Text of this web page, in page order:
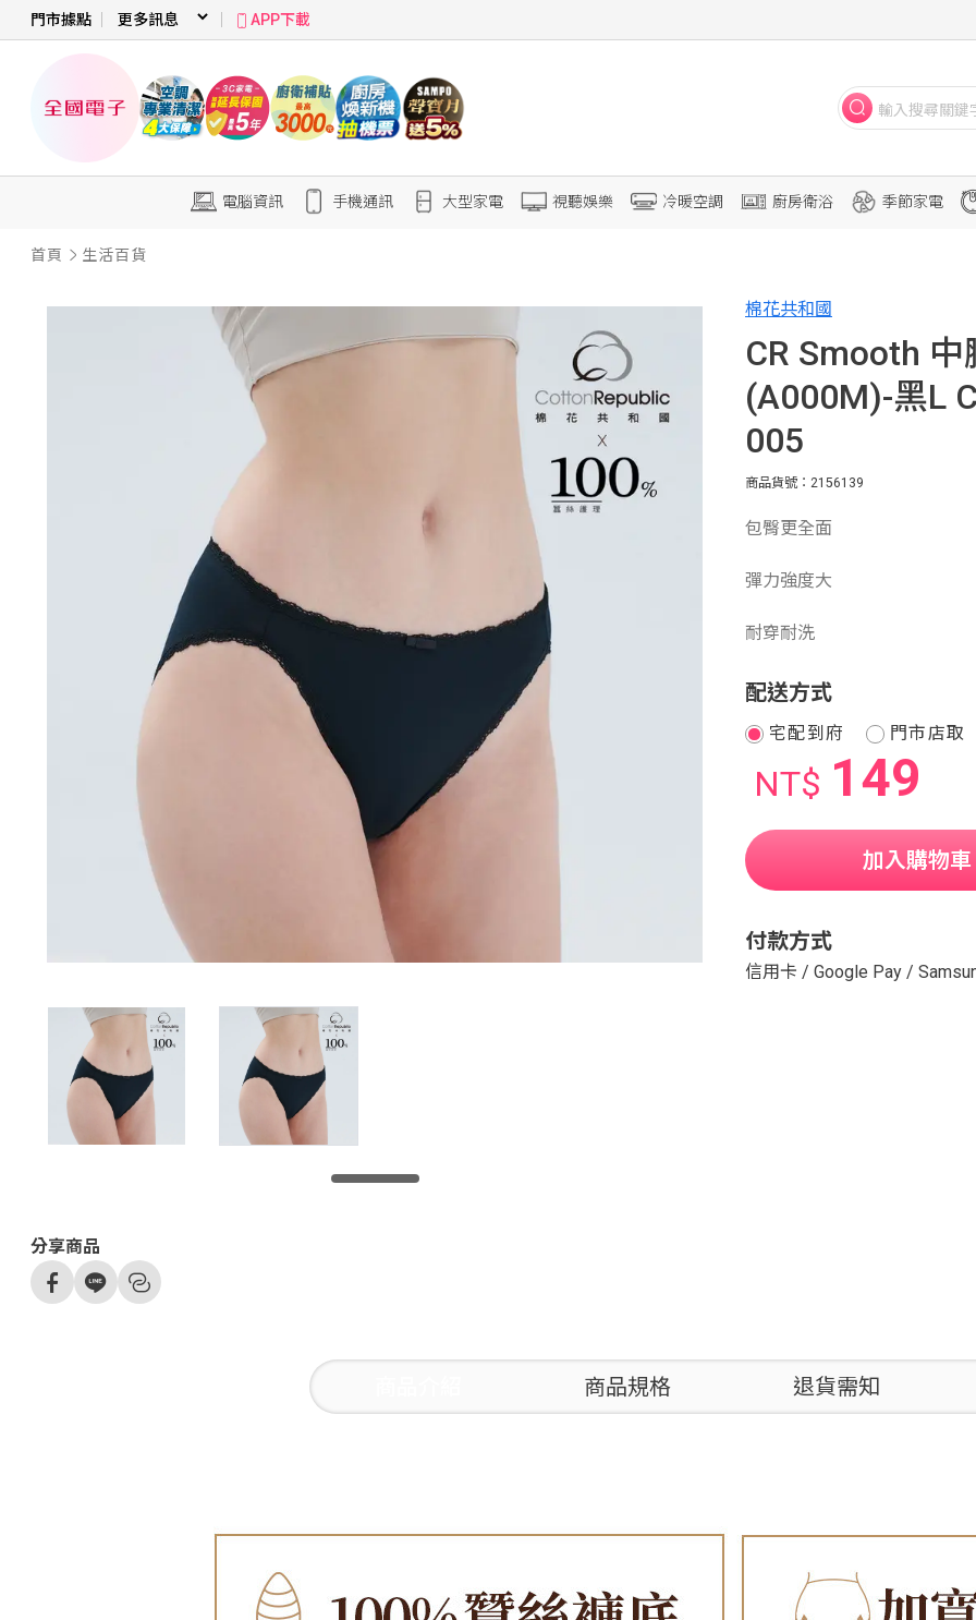
門市據點 APP下載
電腦資訊 手機通訊 大型家電 視聽娛樂 冷暖空調 廚房衛浴 季節家電
首頁 生活百貨
分享商品
棉花共和國
CR Smooth
(A000M)-黑L
005
商品貨號：2156139
包臀更全面
彈力強度大
耐穿耐洗
配送方式
宅配到府 門市店取
NT$ 149
加入購物車
付款方式
信用卡 / Google Pay /
商品規格 退貨需知